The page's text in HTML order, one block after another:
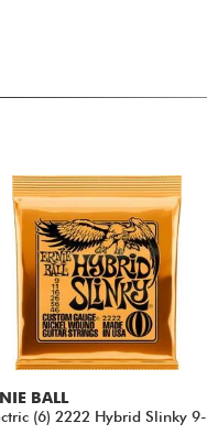
BALL
(6) 2222 Hybrid Slinky 9-